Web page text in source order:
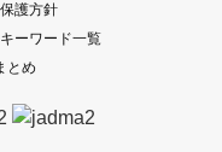
護方針
キーワード一覧
とめ